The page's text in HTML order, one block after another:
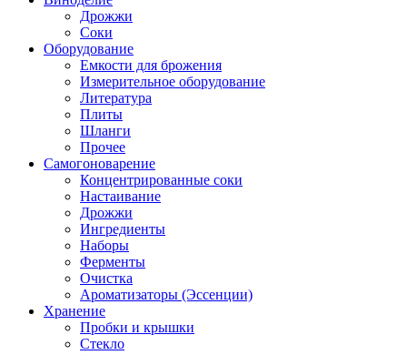
Дрожжи
Соки
Оборудование
Емкости для брожения
Измерительное оборудование
Литература
Плиты
Шланги
Прочее
Самогоноварение
Концентрированные соки
Настаивание
Дрожжи
Ингредиенты
Наборы
Ферменты
Очистка
Ароматизаторы (Эссенции)
Хранение
Пробки и крышки
Стекло